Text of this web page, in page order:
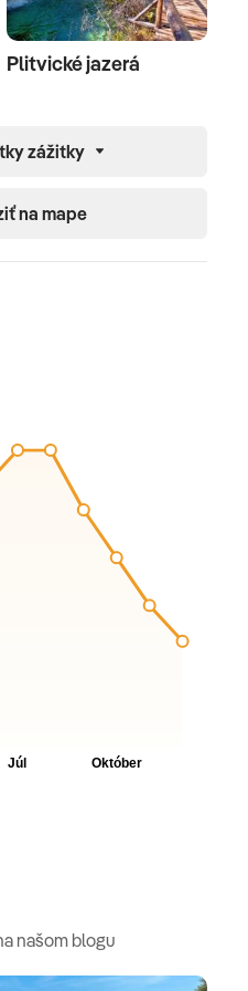
Plitvické jazerá
zážitky
na mape
našom blogu